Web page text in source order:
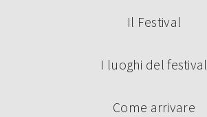
Il Festival
I luoghi del festival
Come arrivare